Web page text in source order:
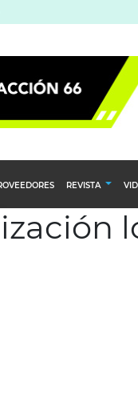
REVISTA
Calendario
Ediciones